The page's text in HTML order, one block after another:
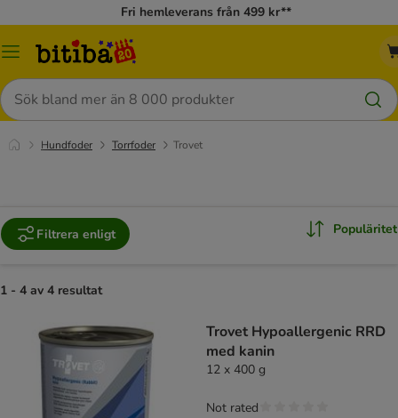
Fri hemleverans från 499 kr**
Meny
Sök
Hundfoder Torrfoder Trovet
Filtrera enligt Populäritet
1 - 4 av 4 resultat
Trovet Hypoallergenic RRD
med kanin
12 x 400 g
Not rated